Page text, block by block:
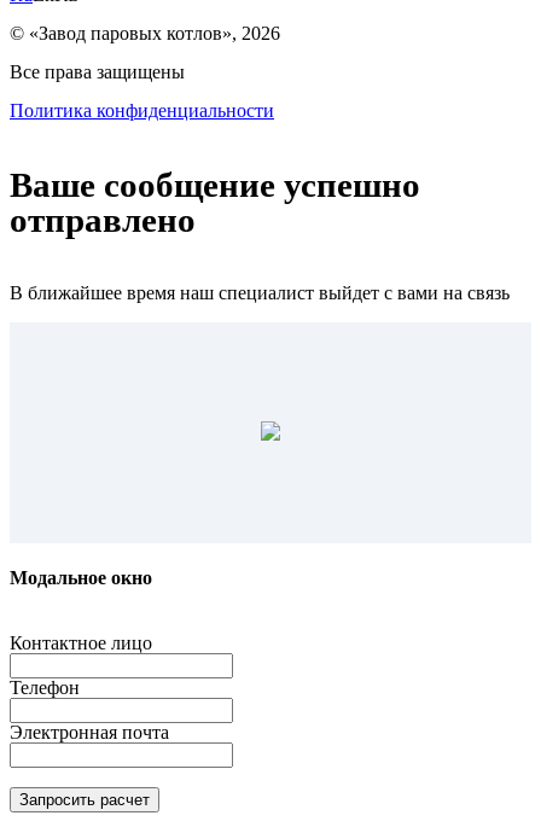
© «Завод паровых котлов», 2026
Все права защищены
Политика конфиденциальности
Ваше сообщение успешно
отправлено
В ближайшее время наш специалист выйдет с вами на связь
Модальное окно
Контактное лицо
Телефон
Электронная почта